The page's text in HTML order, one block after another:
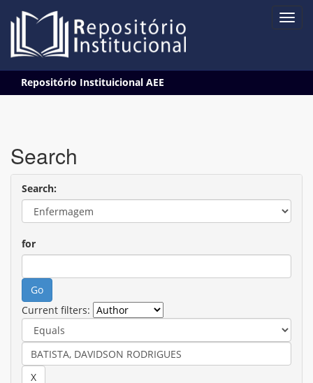
navigation
Repositório Instituicional AEE
Search
Search:
for
Current filters: